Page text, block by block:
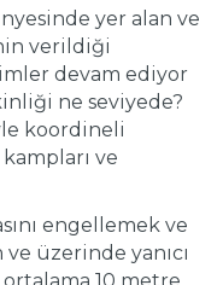
yer alan ve
verildiği
devam ediyor
ne seviyede?
koordineli
ve
engellemek ve
üzerinde yanıcı